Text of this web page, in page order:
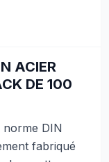
ACIER
DE 100
DIN
fabriqué